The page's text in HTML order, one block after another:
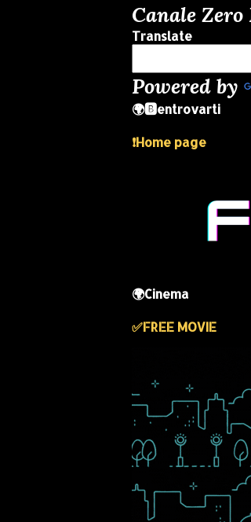
Canale
Translate
Powered by
🌍🅱️entrovarti
❗️Home page
🌍Cinema
✅️FREE MOVIE